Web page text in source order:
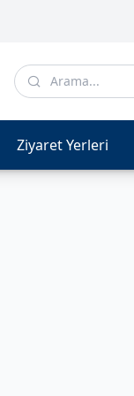
Ziyaret Yerleri